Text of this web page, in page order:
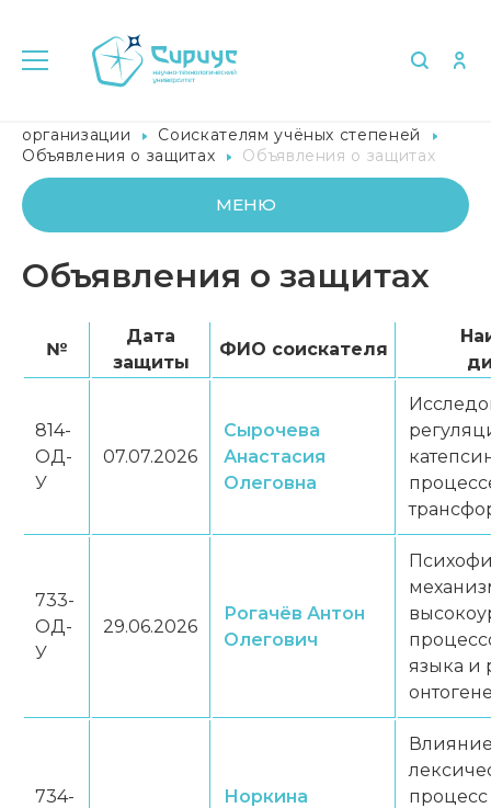
организации
Соискателям учёных степеней
Объявления о защитах
Объявления о защитах
МЕНЮ
Объявления о защитах
№
Дата
защиты
ФИО соискателя
814-
ОД-
У
07.07.2026
Сырочева
Анастасия
Олеговна
733-
ОД-
У
29.06.2026
Рогачёв Антон
Олегович
языка и
734-
Норкина
Влияние